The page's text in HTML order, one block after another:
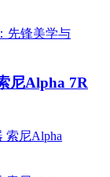
尼Alpha 7R